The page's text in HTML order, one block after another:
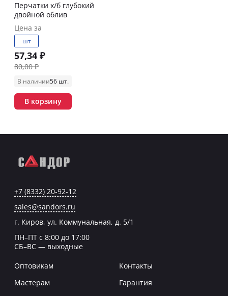
Перчатки х/б глубокий
двойной облив
Цена за
шт
57,34 ₽
80,00 ₽
В наличии56 шт.
В корзину
+7 (8332) 20-92-12
sales@sandors.ru
г. Киров, ул. Коммунальная, д. 5/1
ПН–ПТ с 8:00 до 17:00
СБ–ВС — выходные
Оптовикам
Мастерам
Контакты
Гарантия